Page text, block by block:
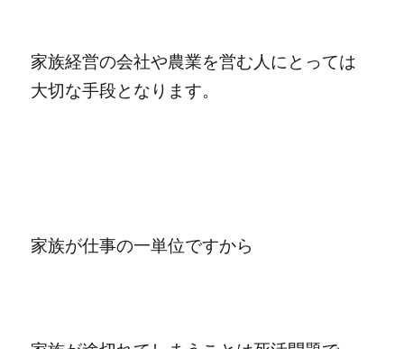
家族経営の会社や農業を営む人にとっては
大切な手段となります。
家族が仕事の一単位ですから